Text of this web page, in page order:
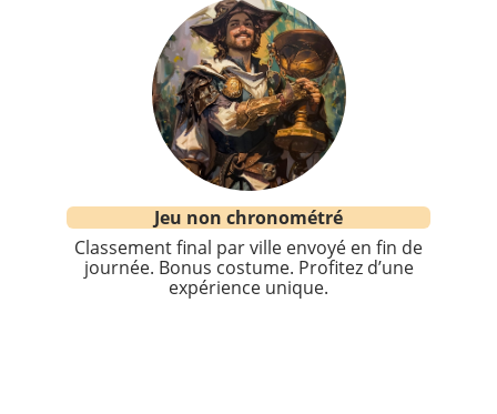
Jeu non chronométré
Classement final par ville envoyé en fin de
journée. Bonus costume. Profitez d’une
expérience unique.